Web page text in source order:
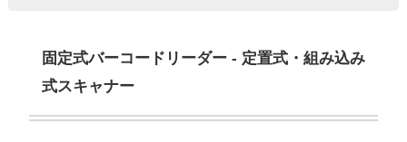
固定式バーコードリーダー - 定置式・組み込み
式スキャナー